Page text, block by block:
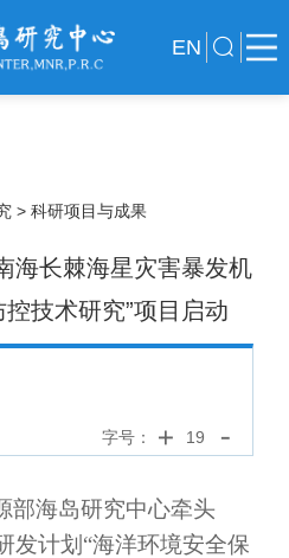
EN
> 科研项目与成果
海长棘海星灾害暴发机
技术研究”项目启动
字号： 19
部海岛研究中心牵头
发计划“海洋环境安全保